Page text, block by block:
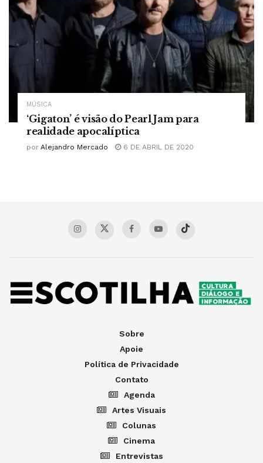
MÚSICA
‘Gigaton’ é visão do Pearl Jam para
realidade apocalíptica
por Alejandro Mercado 6 DE ABRIL DE 2020
Sobre
Apoie
Política de Privacidade
Contato
Agenda
Artes Visuais
Colunas
Cinema
Entrevistas